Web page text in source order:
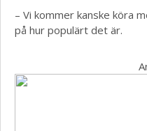
– Vi kommer kanske köra
på hur populärt det är.